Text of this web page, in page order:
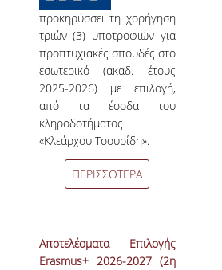
προκηρύσσει τη χορήγηση
τριών (3) υποτροφιών για
προπτυχιακές σπουδές στο
εσωτερικό (ακαδ. έτους
2025-2026) με επιλογή,
από τα έσοδα του
κληροδοτήματος
«Κλεάρχου Τσουρίδη».
ΠΕΡΙΣΣΟΤΕΡΑ
Αποτελέσματα Επιλογής
Erasmus+ 2026-2027 (2η